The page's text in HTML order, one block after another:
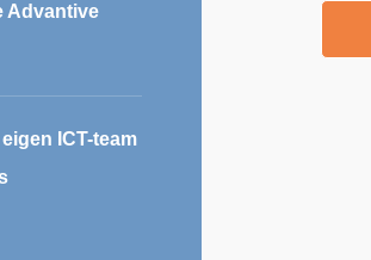
Advantive
ICT-team